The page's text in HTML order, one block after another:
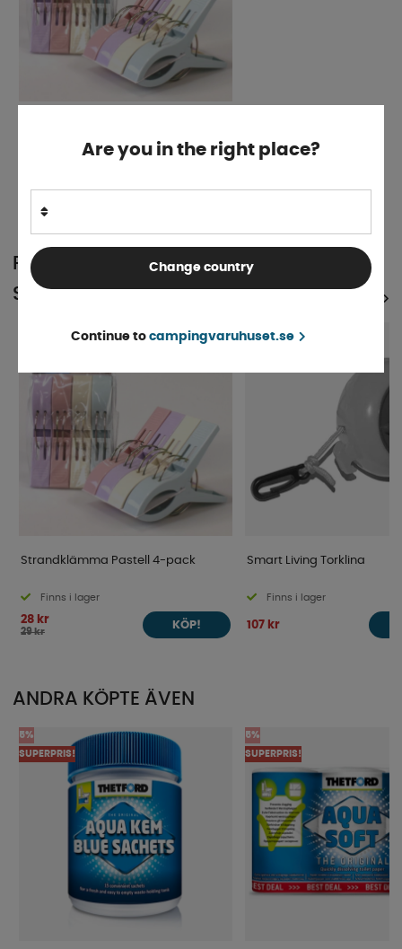
KÖP!
POPULÄRT INOM
SAMMA KATEGORI
Strandklämma Pastell 4-pack
Finns i lager
28 kr
29 kr
KÖP!
Smart Living Torklina
Finns i lager
107 kr
ANDRA KÖPTE ÄVEN
5%
SUPERPRIS!
5%
SUPERPRIS!
Are you in the right place?
Change country
Continue to campingvaruhuset.se